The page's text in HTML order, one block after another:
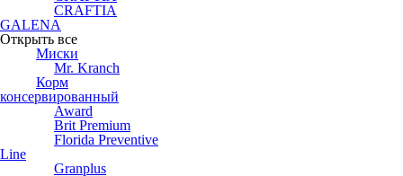
CRAFTIA
GALENA
Открыть все
Миски
Mr. Kranch
Корм
консервированный
Award
Brit Premium
Florida Preventive
Line
Granplus